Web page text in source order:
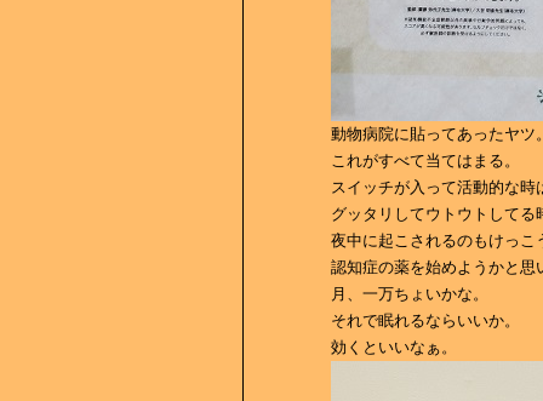
動物病院に貼ってあったヤツ
これがすべて当てはまる。
スイッチが入って活動的な
グッタリしてウトウトして
夜中に起こされるのもけっこ
認知症の薬を始めようかと思
月、一万ちょいかな。
それで眠れるならいいか。
効くといいなぁ。